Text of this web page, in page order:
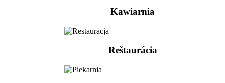
Kawiarnia
Reštaurácia